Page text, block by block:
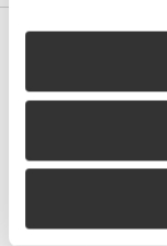
Grev Wedels Plass